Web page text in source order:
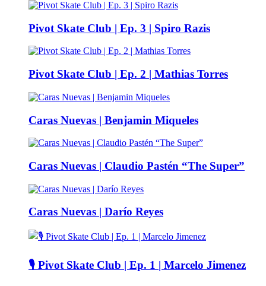
Pivot Skate Club | Ep. 3 | Spiro Razis
Pivot Skate Club | Ep. 2 | Mathias Torres
Caras Nuevas | Benjamin Miqueles
Caras Nuevas | Claudio Pastén “The Super”
Caras Nuevas | Darío Reyes
🎙️ Pivot Skate Club | Ep. 1 | Marcelo Jimenez